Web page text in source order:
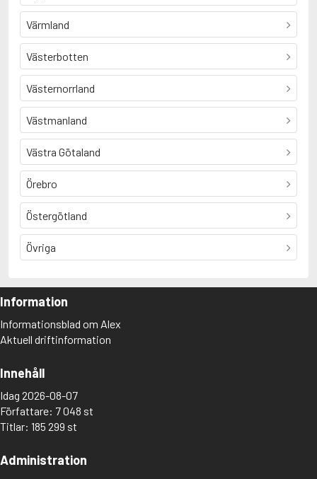
Värmland
Västerbotten
Västernorrland
Västmanland
Västra Götaland
Örebro
Östergötland
Övriga
Information
Informationsblad om Alex
Aktuell driftinformation
Innehåll
Idag 2026-08-07
Författare: 7 048 st
Titlar: 185 299 st
Administration